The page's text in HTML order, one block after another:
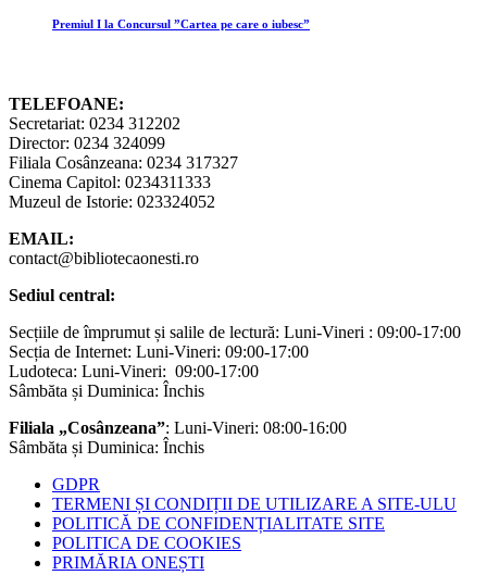
Premiul I la Concursul ”Cartea pe care o iubesc”
TELEFOANE:
Secretariat: 0234 312202
Director: 0234 324099
Filiala Cosânzeana: 0234 317327
Cinema Capitol: 0234311333
Muzeul de Istorie: 023324052
EMAIL:
contact@bibliotecaonesti.ro
Sediul central:
Secțiile de împrumut și salile de lectură: Luni-Vineri : 09:00-17:00
Secția de Internet: Luni-Vineri: 09:00-17:00
Ludoteca: Luni-Vineri: 09:00-17:00
Sâmbăta și Duminica: Închis
Filiala „Cosânzeana”: Luni-Vineri: 08:00-16:00
Sâmbăta și Duminica: Închis
GDPR
TERMENI ȘI CONDIȚII DE UTILIZARE A SITE-ULU
POLITICĂ DE CONFIDENȚIALITATE SITE
POLITICA DE COOKIES
PRIMĂRIA ONEȘTI